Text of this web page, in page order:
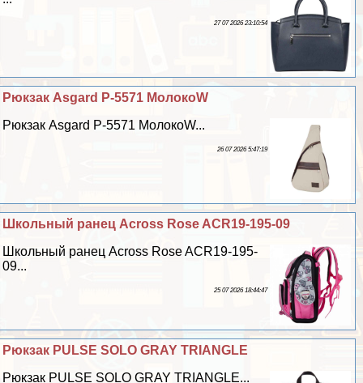
27 07 2026 23:10:54
Рюкзак Asgard Р-5571 МолокоW
Рюкзак Asgard Р-5571 МолокоW...
26 07 2026 5:47:19
Школьный ранец Across Rose ACR19-195-09
Школьный ранец Across Rose ACR19-195-
09...
25 07 2026 18:44:47
Рюкзак PULSE SOLO GRAY TRIANGLE
Рюкзак PULSE SOLO GRAY TRIANGLE...